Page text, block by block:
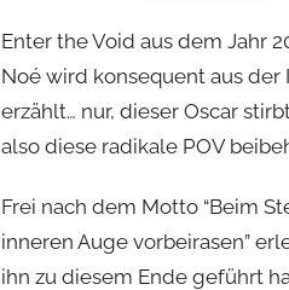
Enter the Void aus dem Jahr
Noé wird konsequent aus
erzählt… nur, dieser Oscar
also diese radikale POV
Frei nach dem Motto “Beim
inneren Auge vorbeirasen”
ihn zu diesem Ende geführt